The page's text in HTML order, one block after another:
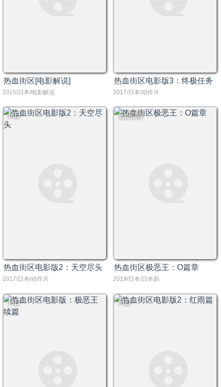
热血街区[电影解说]
2015/日本/电影解说
热血街区电影版3：终极任务
2017/日本/动作片
HD
热血街区电影版2：天空尽头
2017/日本/动作片
已完结
热血街区极恶王：O篇章
2019/日本/日本剧
HD HD